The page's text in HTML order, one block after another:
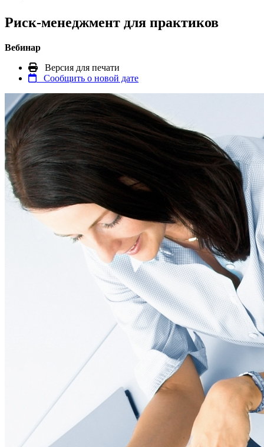
Риск-менеджмент для практиков
Вебинар
Версия для печати
Сообщить о новой дате